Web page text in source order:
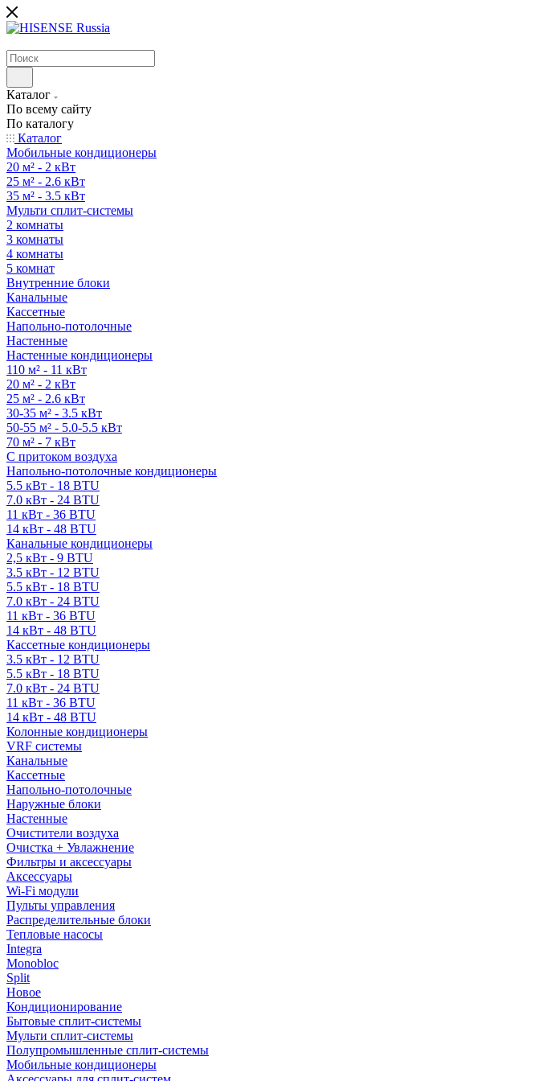
Каталог
По всему сайту
По каталогу
Каталог
Мобильные кондиционеры
20 м² - 2 кВт
25 м² - 2.6 кВт
35 м² - 3.5 кВт
Мульти сплит-системы
2 комнаты
3 комнаты
4 комнаты
5 комнат
Внутренние блоки
Канальные
Кассетные
Напольно-потолочные
Настенные
Настенные кондиционеры
110 м² - 11 кВт
20 м² - 2 кВт
25 м² - 2.6 кВт
30-35 м² - 3.5 кВт
50-55 м² - 5.0-5.5 кВт
70 м² - 7 кВт
С притоком воздуха
Напольно-потолочные кондиционеры
5.5 кВт - 18 BTU
7.0 кВт - 24 BTU
11 кВт - 36 BTU
14 кВт - 48 BTU
Канальные кондиционеры
2,5 кВт - 9 BTU
3.5 кВт - 12 BTU
5.5 кВт - 18 BTU
7.0 кВт - 24 BTU
11 кВт - 36 BTU
14 кВт - 48 BTU
Кассетные кондиционеры
3.5 кВт - 12 BTU
5.5 кВт - 18 BTU
7.0 кВт - 24 BTU
11 кВт - 36 BTU
14 кВт - 48 BTU
Колонные кондиционеры
VRF системы
Канальные
Кассетные
Напольно-потолочные
Наружные блоки
Настенные
Очистители воздуха
Очистка + Увлажнение
Фильтры и аксессуары
Аксессуары
Wi-Fi модули
Пульты управления
Распределительные блоки
Тепловые насосы
Integra
Monobloc
Split
Новое
Кондиционирование
Бытовые сплит-системы
Мульти сплит-системы
Полупромышленные сплит-системы
Мобильные кондиционеры